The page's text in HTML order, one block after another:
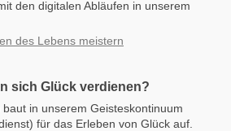
den digitalen Abläufen in unserem
des Lebens meistern
sich Glück verdienen?
in unserem Geisteskontinuum
für das Erleben von Glück auf.